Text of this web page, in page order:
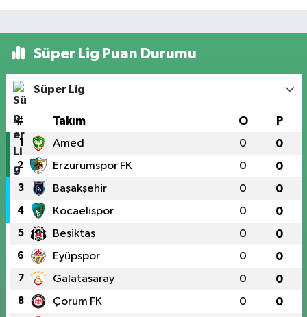
Süper Lig Puan Durumu
Süper Lig
# Takım O P
1 Amed 0 0
2 Erzurumspor FK 0 0
3 Başakşehir 0 0
4 Kocaelispor 0 0
5 Beşiktaş 0 0
6 Eyüpspor 0 0
7 Galatasaray 0 0
8 Çorum FK 0 0